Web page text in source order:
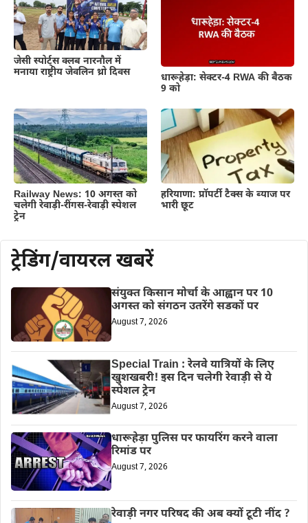
जेसी स्पोर्ट्स क्लब नारनौल में
मनाया राष्ट्रीय जेवलिन थ्रो दिवस
धारूहेड़ा: सेक्टर-4 RWA की बैठक
9 को
Railway News: 10 अगस्त को
चलेगी रेवाड़ी-रींगस-रेवाड़ी स्पेशल
ट्रेन
हरियाणा: प्रॉपर्टी टैक्स के ब्याज पर
भारी छूट
ट्रेडिंग/वायरल खबरें
संयुक्त किसान मोर्चा के आह्वान पर 10
अगस्त को संगठन उतरेंगे सडकों पर
August 7, 2026
Special Train : रेलवे यात्रियों के लिए
खुशखबरी! इस दिन चलेगी रेवाड़ी से ये
स्पेशल ट्रेन
August 7, 2026
धारूहेड़ा पुलिस पर फायरिंग करने वाला
रिमांड पर
August 7, 2026
रेवाड़ी नगर परिषद की अब क्यों टूटी नींद ?